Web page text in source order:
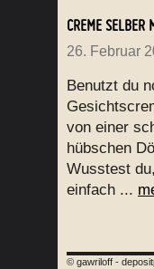
CREME SELBER
26. Februar
Benutzt du
von einer
hübschen
Wusstest
einfach ...
© gawriloff -